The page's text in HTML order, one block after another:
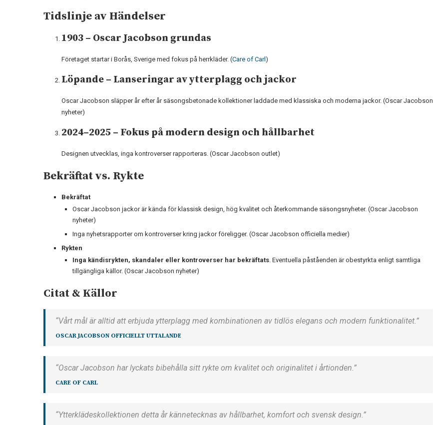
Tidslinje av Händelser
1903 – Oscar Jacobson grundas
Företaget startar i Borås, Sverige med fokus på herrkläder. (Care of Carl)
Löpande – Lanseringar av ytterplagg och jackor
Oscar Jacobson släpper år efter år säsongsbetonade kollektioner laddade med klassiska och moderna jackor. (Oscar Jacobson
nyheter)
2024–2025 – Fokus på modern design och hållbarhet
Designen utvecklas, inga kontroverser rapporteras. (Oscar Jacobson outlet)
Bekräftat vs. Rykte
Bekräftat
Oscar Jacobson jackor är kända för klassisk design, hög kvalitet och återkommande säsongsnyheter. (Oscar Jacobson
nyheter)
Inga nyhetsrapporter om kontroverser kring jackor föreligger. (Oscar Jacobson officiella medier)
Rykten
Inga kändisrykten, skandaler eller kontroverser har bekräftats . Eventuella påståenden är obestyrkta enligt samtliga
tillgängliga källor. (Oscar Jacobson nyheter)
Citat & Källor
“Vårt mål är alltid att erbjuda ytterplagg med kombinationen av tidlös elegans och modern funktionalitet.”
OSCAR JACOBSON OFFICIELLT UTTALANDE
“Oscar Jacobson har lyckats bibehålla sitt rykte om kvalitet och originalitet i årtionden.”
CARE OF CARL
“Ytterklädeskollektionen detta år kännetecknas av hållbarhet, komfort och svensk design.”